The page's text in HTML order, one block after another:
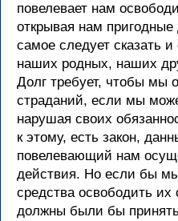
повелевает нам
открывая нам пригодные
самое следует сказать
наших родных, наших
Долг требует, чтобы мы
страданий, если мы
нарушая своих
к этому, есть закон,
повелевающий нам
действия. Но если бы
средства освободить их
должны были бы